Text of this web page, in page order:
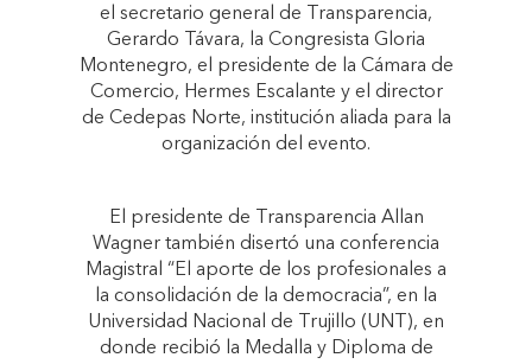
el secretario general de Transparencia,
Gerardo Távara, la Congresista Gloria
Montenegro, el presidente de la Cámara de
Comercio, Hermes Escalante y el director
de Cedepas Norte, institución aliada para la
organización del evento.
El presidente de Transparencia Allan
Wagner también disertó una conferencia
Magistral “El aporte de los profesionales a
la consolidación de la democracia”, en la
Universidad Nacional de Trujillo (UNT), en
donde recibió la Medalla y Diploma de